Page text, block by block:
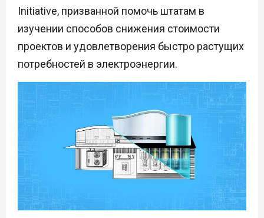
Initiative, призванной помочь штатам в
изучении способов снижения стоимости
проектов и удовлетворения быстро растущих
потребностей в электроэнергии.